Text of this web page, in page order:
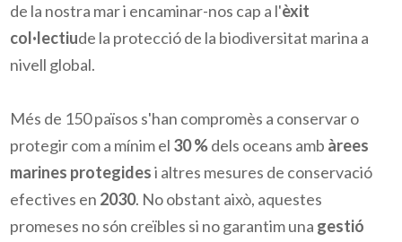
de la nostra mar i encaminar-nos cap a l'èxit
col·lectiude la protecció de la biodiversitat marina a
nivell global.
Més de 150 països s'han compromès a conservar o
protegir com a mínim el 30 %dels oceans amb àrees
marines protegidesi altres mesures de conservació
efectives en 2030. No obstant això, aquestes
promeses no són creïbles si no garantim una gestió